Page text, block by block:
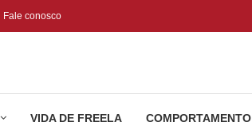
Fale conosco
VIDA DE FREELA COMPORTAMENTO